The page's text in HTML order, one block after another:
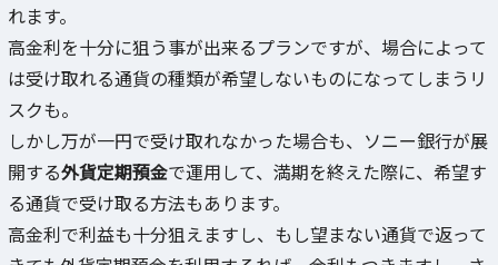
れます。
高金利を十分に狙う事が出来るプランですが、場合によって
は受け取れる通貨の種類が希望しないものになってしまうリ
スクも。
しかし万が一円で受け取れなかった場合も、ソニー銀行が展
開する外貨定期預金で運用して、満期を終えた際に、希望す
る通貨で受け取る方法もあります。
高金利で利益も十分狙えますし、もし望まない通貨で返って